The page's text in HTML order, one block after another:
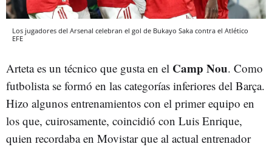
Los jugadores del Arsenal celebran el gol de Bukayo Saka contra el Atlético
EFE
Arteta es un técnico que gusta en el Camp Nou. Como
futbolista se formó en las categorías inferiores del Barça.
Hizo algunos entrenamientos con el primer equipo en
los que, cuirosamente, coincidió con Luis Enrique,
quien recordaba en Movistar que al actual entrenador